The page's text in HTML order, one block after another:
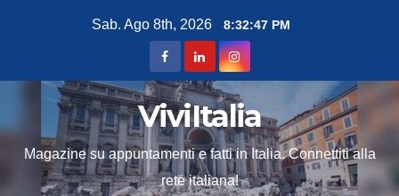
Sab. Ago 8th, 2026 8:32:49 PM
ViviItalia
Magazine su appuntamenti e fatti in Italia. Connettiti alla
rete italiana!